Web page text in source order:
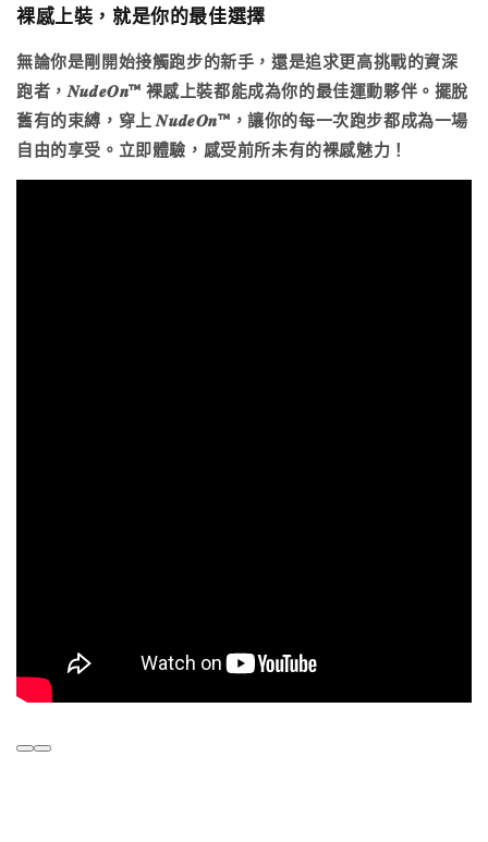
裸感上裝，就是你的最佳選擇
無論你是剛開始接觸跑步的新手，還是追求更高挑戰的資深
跑者，𝑵𝒖𝒅𝒆𝑶𝒏™ 裸感上裝都能成為你的最佳運動夥伴。擺脫
舊有的束縛，穿上 𝑵𝒖𝒅𝒆𝑶𝒏™，讓你的每一次跑步都成為一場
自由的享受。立即體驗，感受前所未有的裸感魅力！